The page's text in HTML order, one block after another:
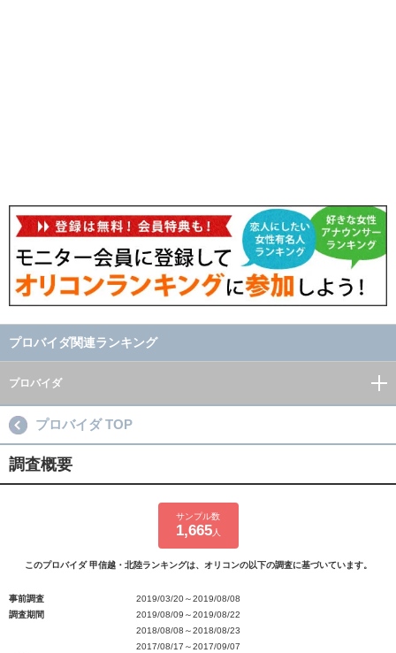
プロバイダ関連ランキング
プロバイダ
プロバイダ TOP
調査概要
サンプル数
1,665人
このプロバイダ 甲信越・北陸ランキングは、オリコンの以下の調査に基づいています。
事前調査
2019/03/20～2019/08/08
調査期間
2019/08/09～2019/08/22
2018/08/08～2018/08/23
2017/08/17～2017/09/07